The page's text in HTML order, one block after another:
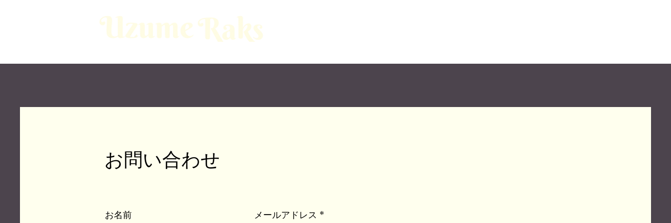
お問い合わせ
お名前 メールアドレス